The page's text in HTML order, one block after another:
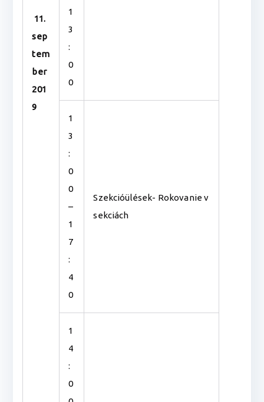
11.
sep
tem
ber
201
9
1
3
:
0
0
1
3
:
0
0
–
1
7
:
4
0
Szekcióülések- Rokovanie v
sekciách
1
4
:
0